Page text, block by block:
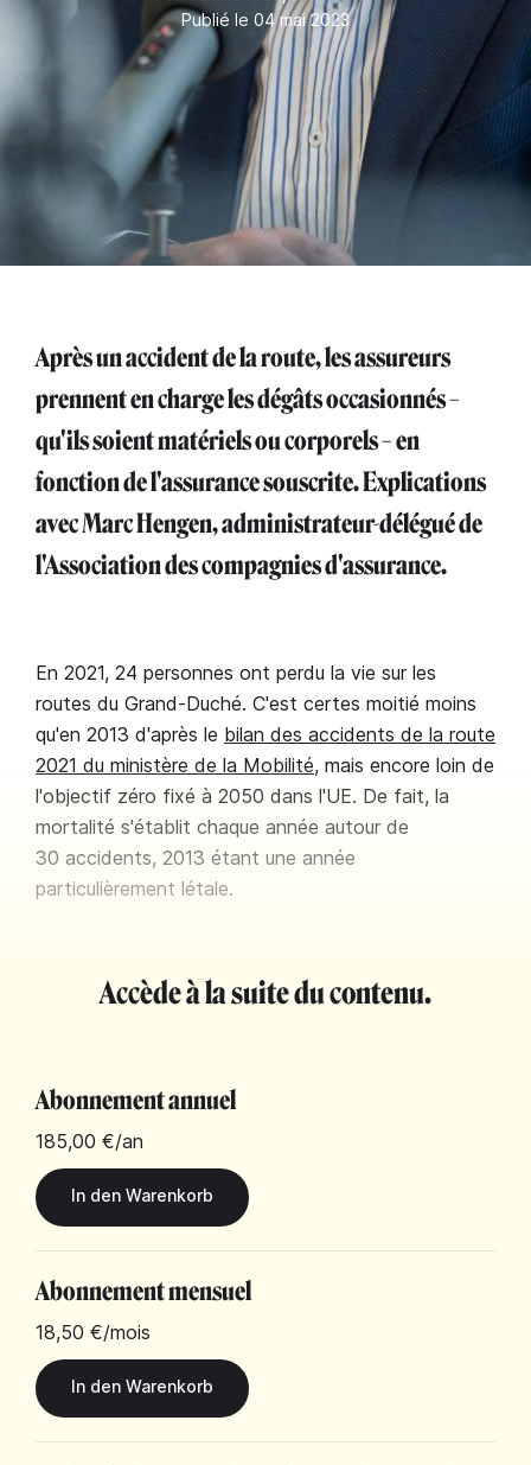
Publié le 04 mai 2023
Après un accident de la route, les assureurs
prennent en charge les dégâts occasionnés –
qu'ils soient matériels ou corporels – en
fonction de l'assurance souscrite. Explications
avec Marc Hengen, administrateur-délégué de
l'Association des compagnies d'assurance.
En 2021, 24 personnes ont perdu la vie sur les
routes du Grand-Duché. C'est certes moitié moins
qu'en 2013 d'après le bilan des accidents de la route
2021 du ministère de la Mobilité, mais encore loin de
l'objectif zéro fixé à 2050 dans l'UE. De fait, la
mortalité s'établit chaque année autour de
30 accidents, 2013 étant une année
particulièrement létale.
Accède à la suite du contenu.
Abonnement annuel
185,00 €/an
Abonnement mensuel
18,50 €/mois